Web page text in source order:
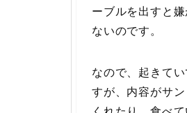
ーブルを出すと
ないのです。
なので、起きて
すが、内容がサ